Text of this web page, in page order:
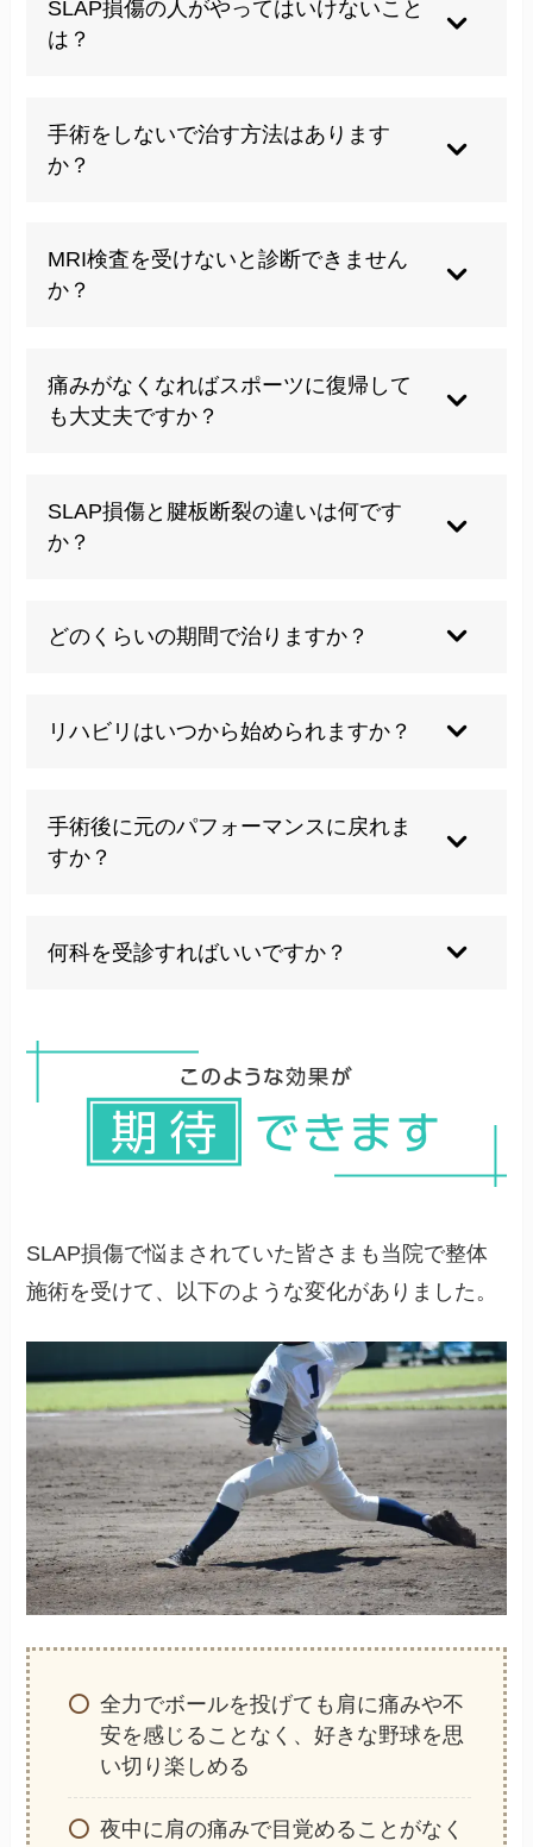
必要です。放置すると損傷が広がり、肩の不安定
要です。
SLAP損傷の人がやってはいけないこと
は？
げなど肩に負担をかける動作は避けましょう。ま
た無理なストレッチや自己流のマッサージも症状
を悪化させる恐れがあります。痛みを我慢してス
ります。
手術をしないで治す方法はあります
か？
化、動作改善などがあります。ただし損傷の程度
が重い場合や長期間の保存療法で改善が見られな
方へのアプローチも可能です。
MRI検査を受けないと診断できません
か？
ず、SLAP損傷の確定診断にはMRI検査が必要で
す。特に造影剤を使用した造影MRI検査により損
傷の程度やタイプを正確に判断できます。問診や
め、画像診断は重要です。
痛みがなくなればスポーツに復帰して
も大丈夫ですか？
とは限りません。肩の安定性や筋力が十分に回復
していない状態で復帰すると再発のリスクが高ま
ります。医師や専門家の評価を受け、段階的に負
帰することが大切です。
SLAP損傷と腱板断裂の違いは何です
か？
あり、腱板断裂は肩を動かすインナーマッスル群
の断裂です。どちらも肩の痛みや可動域制限を引
す。両者が合併するケースもあり、正確な診断に
は専門的な検査が必要です。
どのくらいの期間で治りますか？
～6ヶ月程度かかるのが一般的です。ただし損傷
の程度や個人の治癒力、リハビリへの取り組み方
治療を開始するほど回復期間は短縮される傾向に
あります。
リハビリはいつから始められますか？
ない範囲での軽い運動から開始します。手術後は
医師の指示に従い、固定期間を経て段階的にリハ
ビリを進めていきます。早すぎるリハビリは損傷
ことが重要です。
手術後に元のパフォーマンスに戻れま
すか？
戻れるかは損傷の程度や術後のリハビリの取り組
み方によって異なります。特にプロレベルのスポ
復帰の可能性を高めます。
何科を受診すればいいですか？
特に肩関節専門医がいる医療機関であればより正
確な診断と治療が期待できます。当院のような柔
道整復師の資格を持つ専門家による検査と施術
も、原因の特定と根本改善のための選択肢となり
ます。
SLAP損傷で悩まされていた皆さまも当院で整体
施術を受けて、以下のような変化がありました。
全力でボールを投げても肩に痛みや不
安を感じることなく、好きな野球を思
い切り楽しめる
夜中に肩の痛みで目覚めることがなく